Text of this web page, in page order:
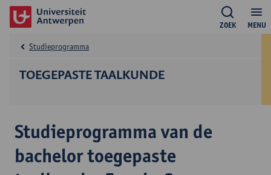
MENU
ZOEK
TOEGEPASTE TAALKUNDE
Studieprogramma
Studieprogramma van de
bachelor toegepaste